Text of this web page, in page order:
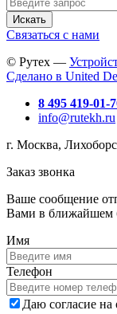
Искать
Связаться с нами
© Рутех —
Сделано в United
8 495 419-01-
info@rutekh.ru
г. Москва,
Заказ звонка
Ваше сообщение
Вами в ближайшем
Имя
Телефон
Даю согласие